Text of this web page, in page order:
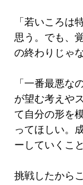
「若いころは
思う。でも、
の終わりじゃな
「一番最悪な
が望む考えや
て自分の形を
ってほしい。
ーしていくこ
挑戦したから